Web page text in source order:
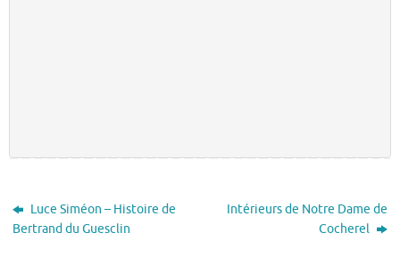
Luce Siméon – Histoire de
Bertrand du Guesclin
Intérieurs de Notre Dame de
Cocherel